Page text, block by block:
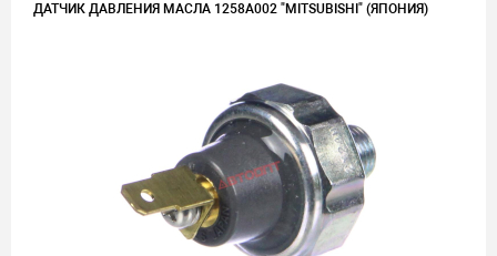
ДАТЧИК ДАВЛЕНИЯ МАСЛА 1258A002 "MITSUBISHI" (ЯПОНИЯ)